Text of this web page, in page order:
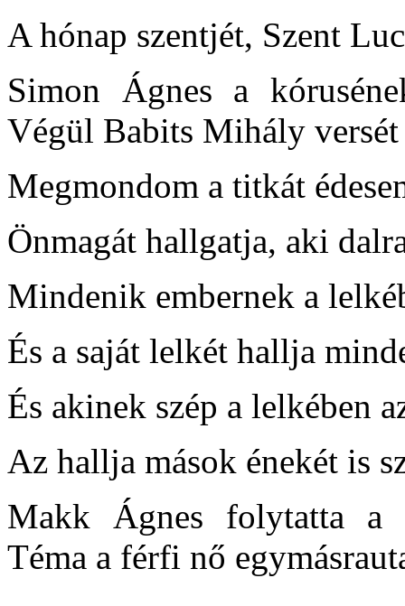
A hónap szentjét, Szent
Simon Ágnes a
Végül Babits Mihály
Megmondom a titkát
Önmagát hallgatja, aki
Mindenik embernek a
És a saját lelkét hallja
És akinek szép a lelkében
Az hallja mások énekét is
Makk Ágnes folytatta a
Téma a férfi nő